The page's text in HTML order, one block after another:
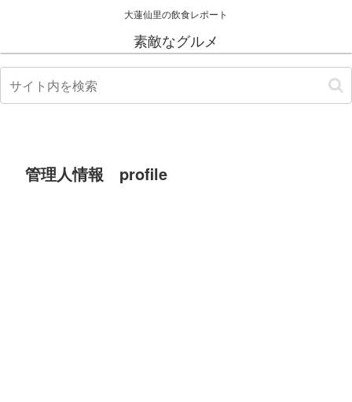
大蓮仙里の飲食レポート
素敵なグルメ
管理人情報 profile